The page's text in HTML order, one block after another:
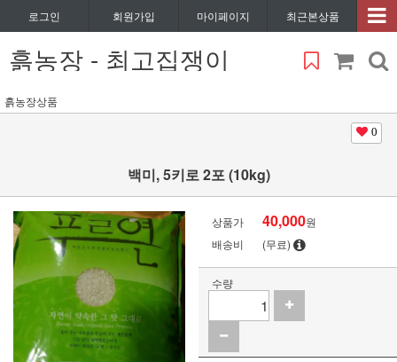
로그인 회원가입 마이페이지 최근본상품
흙농장 - 최고집쟁이
흙농장상품
0
백미, 5키로 2포 (10kg)
상품가 40,000원
배송비
(무료)
수량